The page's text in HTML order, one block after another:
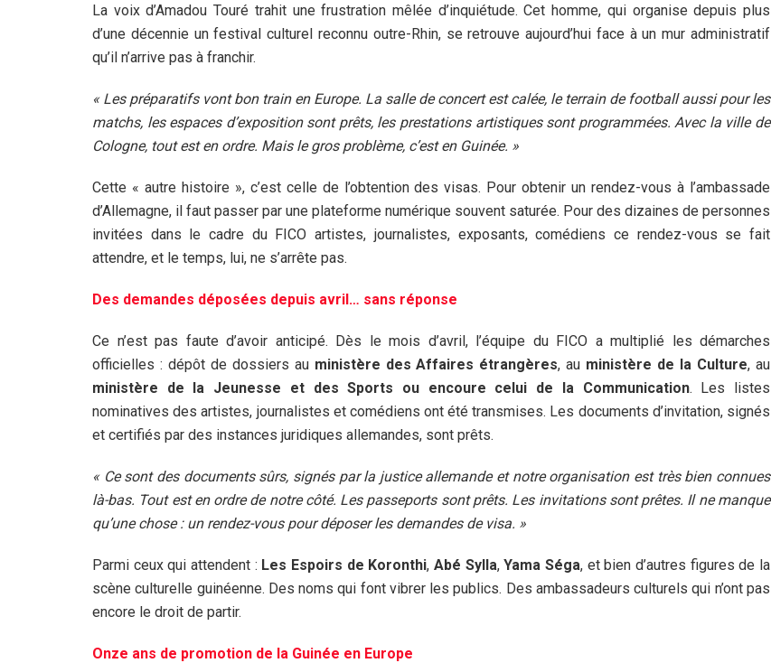
La voix d’Amadou Touré trahit une frustration mêlée d’inquiétude. Cet homme, qui organise depuis plus
d’une décennie un festival culturel reconnu outre-Rhin, se retrouve aujourd’hui face à un mur administratif
qu’il n’arrive pas à franchir.
« Les préparatifs vont bon train en Europe. La salle de concert est calée, le terrain de football aussi pour les
matchs, les espaces d’exposition sont prêts, les prestations artistiques sont programmées. Avec la ville de
Cologne, tout est en ordre. Mais le gros problème, c’est en Guinée. »
Cette « autre histoire », c’est celle de l’obtention des visas. Pour obtenir un rendez-vous à l’ambassade
d’Allemagne, il faut passer par une plateforme numérique souvent saturée. Pour des dizaines de personnes
invitées dans le cadre du FICO artistes, journalistes, exposants, comédiens ce rendez-vous se fait
attendre, et le temps, lui, ne s’arrête pas.
Des demandes déposées depuis avril… sans réponse
Ce n’est pas faute d’avoir anticipé. Dès le mois d’avril, l’équipe du FICO a multiplié les démarches
officielles : dépôt de dossiers au ministère des Affaires étrangères, au ministère de la Culture, au
ministère de la Jeunesse et des Sports ou encoure celui de la Communication. Les listes
nominatives des artistes, journalistes et comédiens ont été transmises. Les documents d’invitation, signés
et certifiés par des instances juridiques allemandes, sont prêts.
« Ce sont des documents sûrs, signés par la justice allemande et notre organisation est très bien connues
là-bas. Tout est en ordre de notre côté. Les passeports sont prêts. Les invitations sont prêtes. Il ne manque
qu’une chose : un rendez-vous pour déposer les demandes de visa. »
Parmi ceux qui attendent : Les Espoirs de Koronthi,Abé Sylla,Yama Séga, et bien d’autres figures de la
scène culturelle guinéenne. Des noms qui font vibrer les publics. Des ambassadeurs culturels qui n’ont pas
encore le droit de partir.
Onze ans de promotion de la Guinée en Europe